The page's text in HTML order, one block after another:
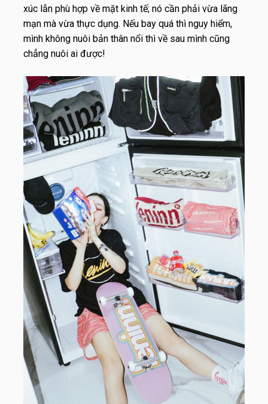
xúc lẫn phù hợp về mặt kinh tế; nó cần phải vừa lãng
mạn mà vừa thực dụng. Nếu bay quá thì nguy hiểm,
mình không nuôi bản thân nổi thì về sau mình cũng
chẳng nuôi ai được!